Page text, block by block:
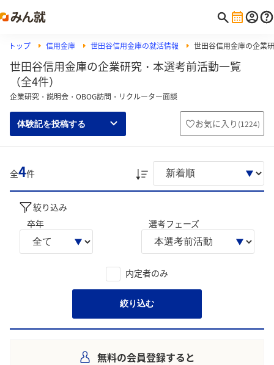
トップ 信用金庫 世田谷信用金庫の就活情報 世田谷信用金庫の企業
世田谷信用金庫の企業研究・本選考前活動一覧
（全4件）
企業研究・説明会・OBOG訪問・リクルーター面談
体験記を投稿する お気に入り (1224)
全4件
絞り込み
卒年
選考フェーズ
内定者のみ
絞り込む
無料の会員登録すると